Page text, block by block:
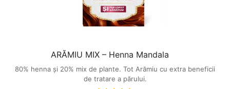
ARĂMIU MIX – Henna Mandala
80% henna și 20% mix de plante. Tot Arămiu cu extra beneficii
de tratare a părului.